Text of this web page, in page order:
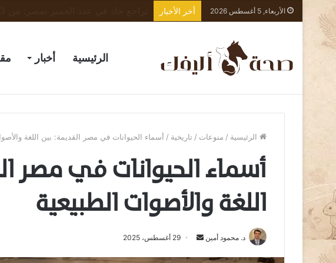
الأربعاء, 5 أغسطس 2026 أخر الأخبار
الرئيسية أخبار
الرئيسية / منوعات / تاريخية / أسماء الحيوانات في مصر القديمة: بين اللغة
أسماء الحيوانات في مصر
اللغة والأصوات الطبيعية
د. محمود أمين
أرسل 29 أغسطس، 2025